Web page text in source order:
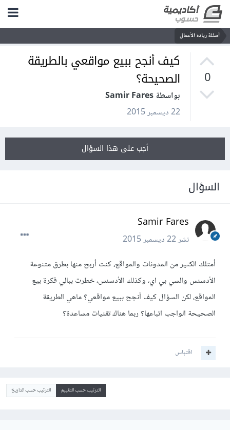
أسئلة ريادة الأعمال
0
كيف أنجح ببيع مواقعي بالطريقة
الصحيحة؟
بواسطة Samir Fares
22 ديسمبر 2015
أجب على هذا السؤال
السؤال
Samir Fares
نشر22 ديسمبر 2015
أمتلك الكثير من المدونات والمواقع، كنت أربح منها بطرق متنوعة
الأدسنس والسي بي اي، وكذلك الأدسنس، خطرت ببالي فكرة بيع
المواقع، لكن السؤال كيف أنجح ببيع مواقعي؟ ماهي الطريقة
الصحيحة الواجب اتباعها؟ ربما هناك تقنيات مساعدة؟
اقتباس
الترتيب حسب التقييم الترتيب حسب التاريخ